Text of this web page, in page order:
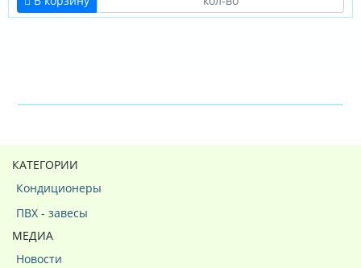
КАТЕГОРИИ
Кондиционеры
ПВХ - завесы
МЕДИА
Новости